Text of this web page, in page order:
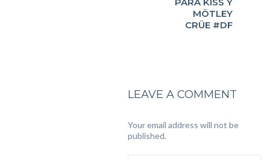
MÖTLEY
CRÜE #DF
LEAVE A COMMENT
Your email address will not be
published.